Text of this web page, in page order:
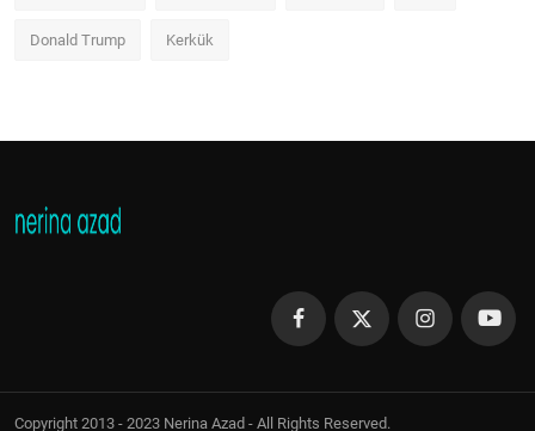
Donald Trump Kerkük
Copyright 2013 - 2023 Nerina Azad - All Rights Reserved.